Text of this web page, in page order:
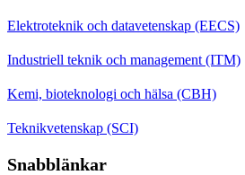
Elektroteknik och datavetenskap (EECS)
Industriell teknik och management (ITM)
Kemi, bioteknologi och hälsa (CBH)
Teknikvetenskap (SCI)
Snabblänkar